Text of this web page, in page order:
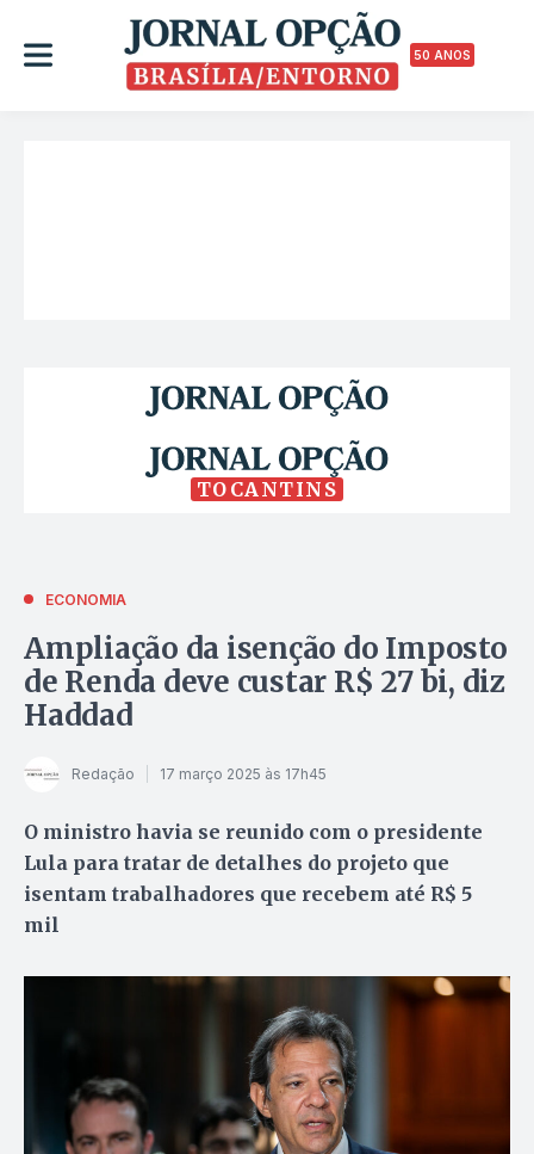
50 ANOS
TOCANTINS
ECONOMIA
Ampliação da isenção do Imposto
de Renda deve custar R$ 27 bi, diz
Haddad
Redação 17 março 2025 às 17h45
O ministro havia se reunido com o presidente
Lula para tratar de detalhes do projeto que
isentam trabalhadores que recebem até R$ 5
mil